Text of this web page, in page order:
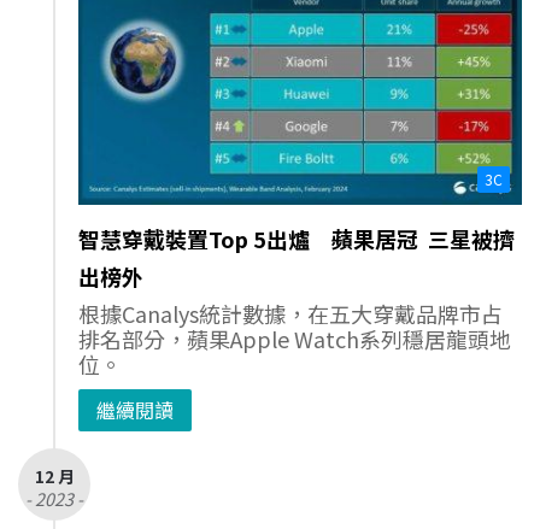
3C
智慧穿戴裝置Top 5出爐 蘋果居冠 三星被擠
出榜外
根據Canalys統計數據，在五大穿戴品牌市占
排名部分，蘋果Apple Watch系列穩居龍頭地
位。
繼續閱讀
12 月
- 2023 -